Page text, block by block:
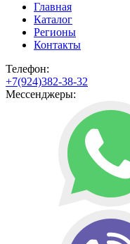
Главная
Каталог
Регионы
Контакты
Телефон:
+7(924)382-38-32
Мессенджеры: